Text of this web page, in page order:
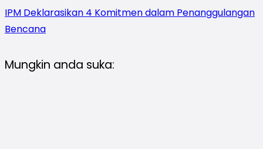
IPM Deklarasikan 4 Komitmen dalam Penanggulangan
Bencana
Mungkin anda suka: